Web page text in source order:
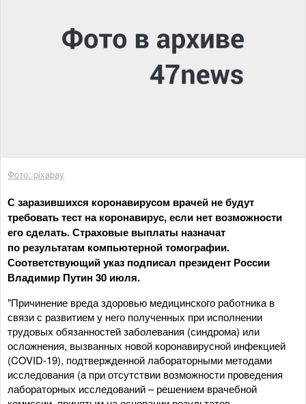
Фото: pixabay
С заразившихся коронавирусом врачей не будут
требовать тест на коронавирус, если нет возможности
его сделать. Страховые выплаты назначат
по результатам компьютерной томографии.
Соответствующий указ подписал президент России
Владимир Путин 30 июля.
"Причинение вреда здоровью медицинского работника в
связи с развитием у него полученных при исполнении
трудовых обязанностей заболевания (синдрома) или
осложнения, вызванных новой коронавирусной инфекцией
(COVID-19), подтвержденной лабораторными методами
исследования (а при отсутствии возможности проведения
лабораторных исследований – решением врачебной